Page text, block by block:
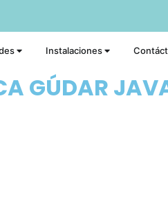
Instalaciones
GÚDAR